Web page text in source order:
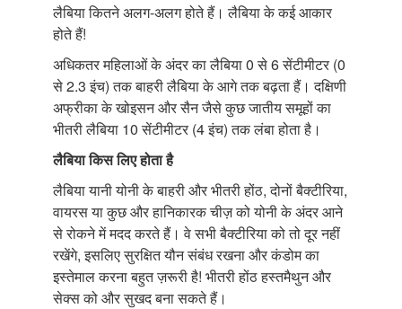
लैबिया कितने अलग-अलग होते हैं। लैबिया के कई आकार
होते हैं!
अधिकतर महिलाओं के अंदर का लैबिया 0 से 6 सेंटीमीटर (0
से 2.3 इंच) तक बाहरी लैबिया के आगे तक बढ़ता हैं। दक्षिणी
अफ्रीका के खोइसन और सैन जैसे कुछ जातीय समूहों का
भीतरी लैबिया 10 सेंटीमीटर (4 इंच) तक लंबा होता है।
लैबियाकिसलिएहोताहै
लैबिया यानी योनी के बाहरी और भीतरी होंठ, दोनों बैक्टीरिया,
वायरस या कुछ और हानिकारक चीज़ को योनी के अंदर आने
से रोकने में मदद करते हैं। वे सभी बैक्टीरिया को तो दूर नहीं
रखेंगे, इसलिए सुरक्षित यौन संबंध रखना और कंडोम का
इस्तेमाल करना बहुत ज़रूरी है! भीतरी होंठ हस्तमैथुन और
सेक्स को और सुखद बना सकते हैं।